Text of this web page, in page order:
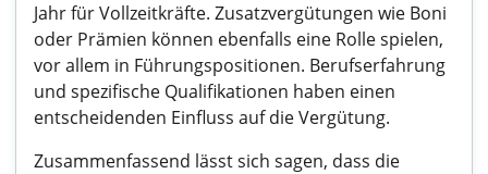
Jahr für Vollzeitkräfte. Zusatzvergütungen wie Boni
oder Prämien können ebenfalls eine Rolle spielen,
vor allem in Führungspositionen. Berufserfahrung
und spezifische Qualifikationen haben einen
entscheidenden Einfluss auf die Vergütung.
Zusammenfassend lässt sich sagen, dass die